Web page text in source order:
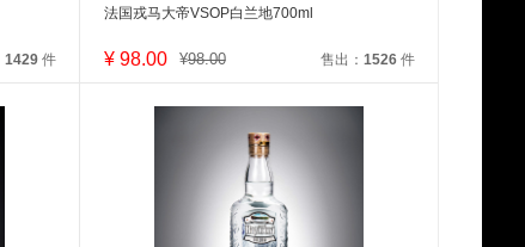
1429件
法国戎马大帝VSOP白兰地700ml
¥98.00 ¥98.00 售出： 1526件